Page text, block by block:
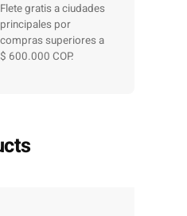
Flete gratis a ciudades
principales por
compras superiores a
$ 600.000 COP.